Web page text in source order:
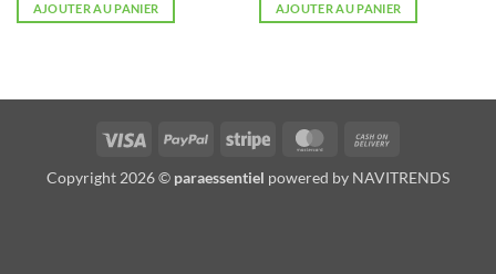
AJOUTER AU PANIER AJOUTER AU PANIER
Visa PayPal Stripe MasterCard
Delivery
Copyright 2026 © paraessentiel powered by NAVITRENDS